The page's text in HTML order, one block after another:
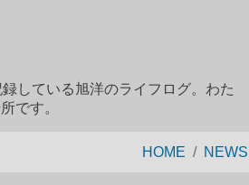
している旭洋のライフログ。わた
です。
HOME NEWS